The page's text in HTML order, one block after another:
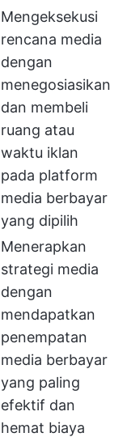
Mengeksekusi
rencana media
dengan
menegosiasikan
dan membeli
ruang atau
waktu iklan
pada platform
media berbayar
yang dipilih
Menerapkan
strategi media
dengan
mendapatkan
penempatan
media berbayar
yang paling
efektif dan
hemat biaya